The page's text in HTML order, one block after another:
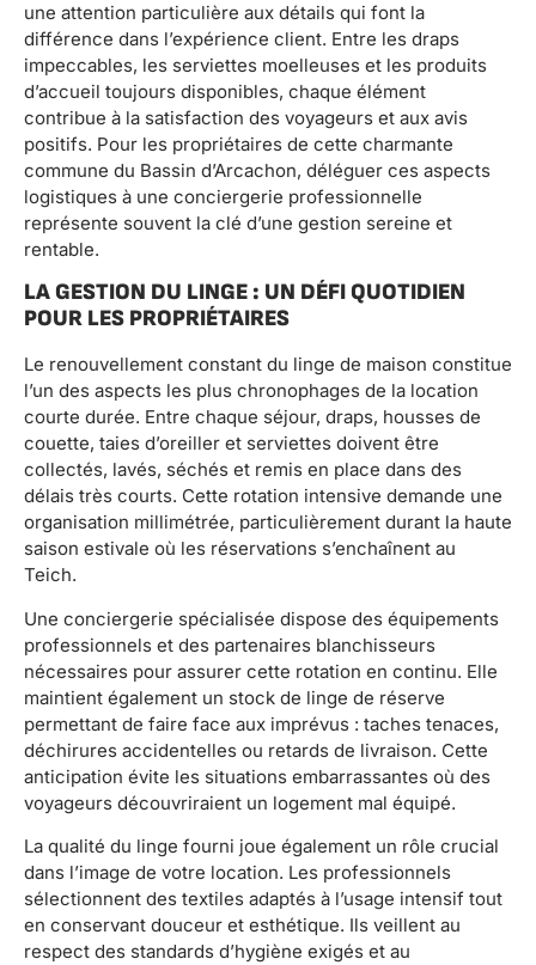
une attention particulière aux détails qui font la
différence dans l’expérience client. Entre les draps
impeccables, les serviettes moelleuses et les produits
d’accueil toujours disponibles, chaque élément
contribue à la satisfaction des voyageurs et aux avis
positifs. Pour les propriétaires de cette charmante
commune du Bassin d’Arcachon, déléguer ces aspects
logistiques à une conciergerie professionnelle
représente souvent la clé d’une gestion sereine et
rentable.
LA GESTION DU LINGE : UN DÉFI QUOTIDIEN
POUR LES PROPRIÉTAIRES
Le renouvellement constant du linge de maison constitue
l’un des aspects les plus chronophages de la location
courte durée. Entre chaque séjour, draps, housses de
couette, taies d’oreiller et serviettes doivent être
collectés, lavés, séchés et remis en place dans des
délais très courts. Cette rotation intensive demande une
organisation millimétrée, particulièrement durant la haute
saison estivale où les réservations s’enchaînent au
Teich.
Une conciergerie spécialisée dispose des équipements
professionnels et des partenaires blanchisseurs
nécessaires pour assurer cette rotation en continu. Elle
maintient également un stock de linge de réserve
permettant de faire face aux imprévus : taches tenaces,
déchirures accidentelles ou retards de livraison. Cette
anticipation évite les situations embarrassantes où des
voyageurs découvriraient un logement mal équipé.
La qualité du linge fourni joue également un rôle crucial
dans l’image de votre location. Les professionnels
sélectionnent des textiles adaptés à l’usage intensif tout
en conservant douceur et esthétique. Ils veillent au
respect des standards d’hygiène exigés et au